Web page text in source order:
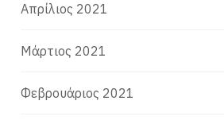
Απρίλιος 2021
Μάρτιος 2021
Φεβρουάριος 2021